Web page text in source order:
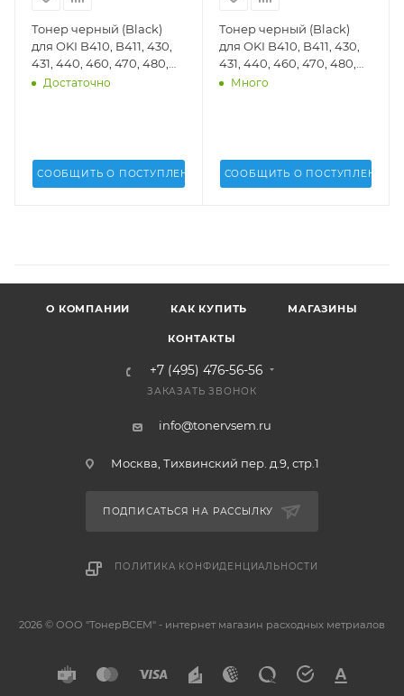
Тонер черный (Black)
для OKI B410, B411, 430,
431, 440, 460, 470, 480,
B2200, B4600, MB260 (10
Достаточно
СООБЩИТЬ О ПОСТУПЛЕНИИ
Тонер черный (Black)
для OKI B410, B411, 430,
431, 440, 460, 470, 480,
B2200, B4600, MB260
Много
СООБЩИТЬ О ПОСТУПЛЕНИИ
О КОМПАНИИ КАК КУПИТЬ МАГАЗИНЫ
КОНТАКТЫ
+7 (495) 476-56-56
ЗАКАЗАТЬ ЗВОНОК
info@tonervsem.ru
Москва, Тихвинский пер. д.9, стр.1
ПОДПИСАТЬСЯ НА РАССЫЛКУ
ПОЛИТИКА КОНФИДЕНЦИАЛЬНОСТИ
2026 © ООО "ТонерВСЕМ" - интернет магазин расходных метриалов